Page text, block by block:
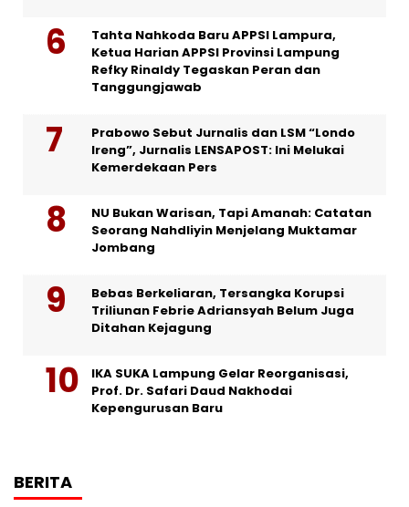
Tahta Nahkoda Baru APPSI Lampura,
Ketua Harian APPSI Provinsi Lampung
Refky Rinaldy Tegaskan Peran dan
Tanggungjawab
Prabowo Sebut Jurnalis dan LSM “Londo
Ireng”, Jurnalis LENSAPOST: Ini Melukai
Kemerdekaan Pers
NU Bukan Warisan, Tapi Amanah: Catatan
Seorang Nahdliyin Menjelang Muktamar
Jombang
Bebas Berkeliaran, Tersangka Korupsi
Triliunan Febrie Adriansyah Belum Juga
Ditahan Kejagung
IKA SUKA Lampung Gelar Reorganisasi,
Prof. Dr. Safari Daud Nakhodai
Kepengurusan Baru
BERITA